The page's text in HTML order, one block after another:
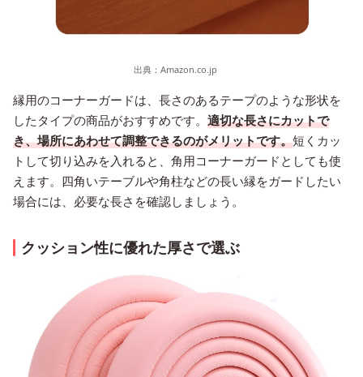
出典： Amazon.co.jp
縁用のコーナーガードは、長さのあるテープのような形状を
したタイプの商品がおすすめです。 適切な長さにカットで
き、場所にあわせて調整できるのがメリットです。短くカッ
トして切り込みを入れると、角用コーナーガードとしても使
えます。四角いテーブルや角柱などの長い縁をガードしたい
場合には、必要な長さを確認しましょう。
クッション性に優れた厚さで選ぶ